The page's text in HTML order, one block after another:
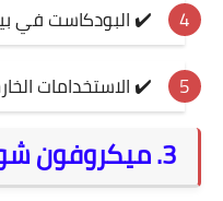
✔️ البودكاست في
✔️ الاستخدامات
3. ميكروفون شوتغن